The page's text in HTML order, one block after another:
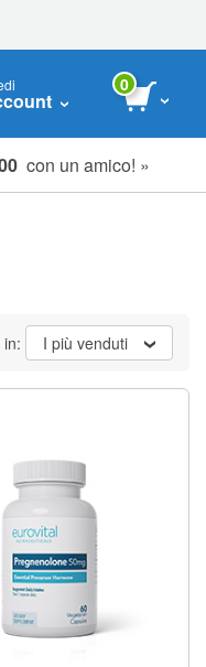
0
con un amico! »
I più venduti